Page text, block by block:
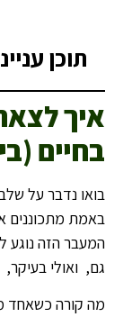
תוכן
איך
בחיים
בואו נדבר על שלב
באמת מתכוננים
המעבר הזה נוגע
גם, ואולי בעיקר,
מה קורה כשאחד